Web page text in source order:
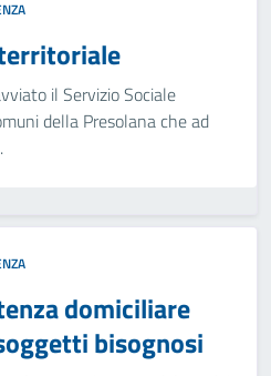
il Servizio Sociale
della Presolana che ad
domiciliare
bisognosi